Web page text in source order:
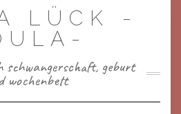
LÜCK -
schwangerschaft, geburt
wochenbett